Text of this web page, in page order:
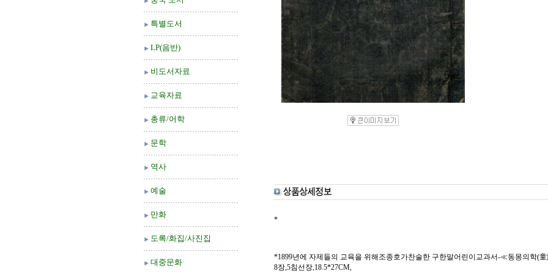
특별도서
LP(음반)
비도서자료
교육자료
총류/어학
문학
역사
예술
만화
도록/화집/사진집
대중문화
*
*1899년에 자제들의 교육을 위해조종호가찬술한 구한말어린이교과서-≪동몽의학(
8장,5침선장,18.5*27CM,